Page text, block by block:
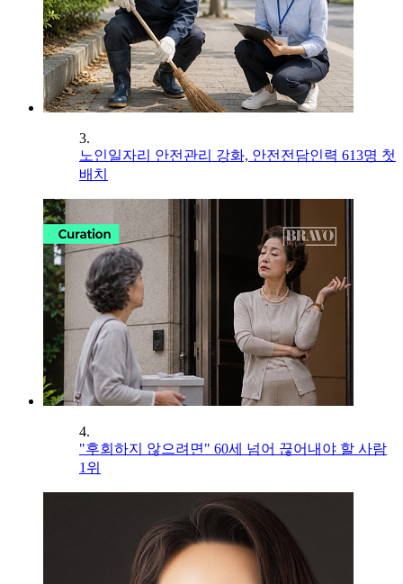
3.
노인일자리 안전관리 강화, 안전전담인력 613명 첫
배치
4.
"후회하지 않으려면" 60세 넘어 끊어내야 할 사람
1위